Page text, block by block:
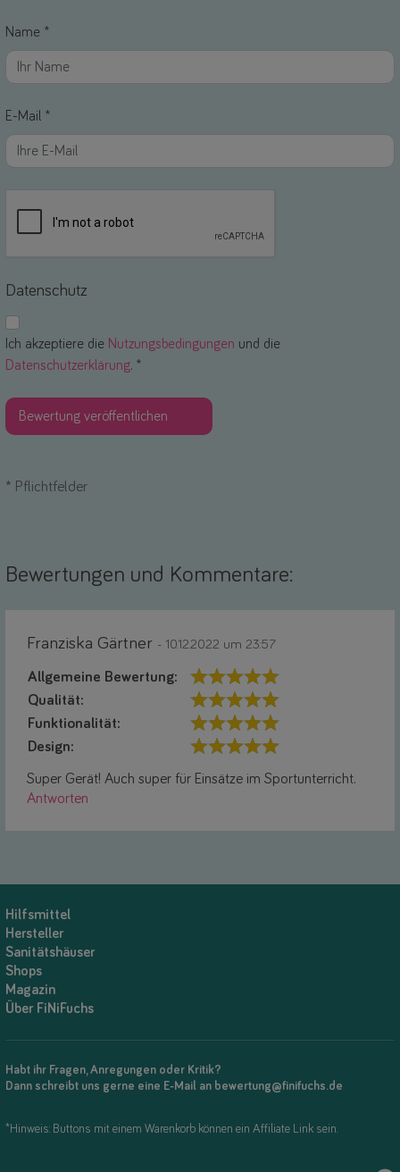
Name *
E-Mail *
Datenschutz
Ich akzeptiere die Nutzungsbedingungen und die
Datenschutzerklärung. *
* Pflichtfelder
Bewertungen und Kommentare:
Franziska Gärtner - 10.12.2022 um 23:57
Allgemeine Bewertung:
Qualität:
Funktionalität:
Design:
Super Gerät! Auch super für Einsätze im Sportunterricht.
Antworten
Hilfsmittel
Hersteller
Sanitätshäuser
Shops
Magazin
Über FiNiFuchs
Habt ihr Fragen, Anregungen oder Kritik?
Dann schreibt uns gerne eine E-Mail an bewertung@finifuchs.de
*Hinweis: Buttons mit einem Warenkorb können ein Affiliate Link sein.